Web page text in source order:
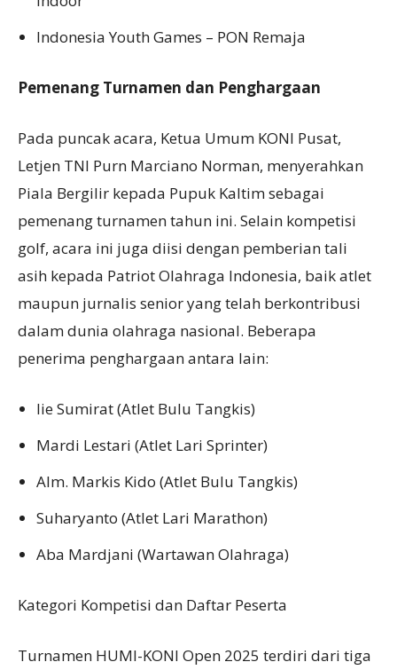
Indonesia Youth Games – PON Remaja
Pemenang Turnamen dan Penghargaan
Pada puncak acara, Ketua Umum KONI Pusat,
Letjen TNI Purn Marciano Norman, menyerahkan
Piala Bergilir kepada Pupuk Kaltim sebagai
pemenang turnamen tahun ini. Selain kompetisi
golf, acara ini juga diisi dengan pemberian tali
asih kepada Patriot Olahraga Indonesia, baik atlet
maupun jurnalis senior yang telah berkontribusi
dalam dunia olahraga nasional. Beberapa
penerima penghargaan antara lain:
Iie Sumirat (Atlet Bulu Tangkis)
Mardi Lestari (Atlet Lari Sprinter)
Alm. Markis Kido (Atlet Bulu Tangkis)
Suharyanto (Atlet Lari Marathon)
Aba Mardjani (Wartawan Olahraga)
Kategori Kompetisi dan Daftar Peserta
Turnamen HUMI-KONI Open 2025 terdiri dari tiga